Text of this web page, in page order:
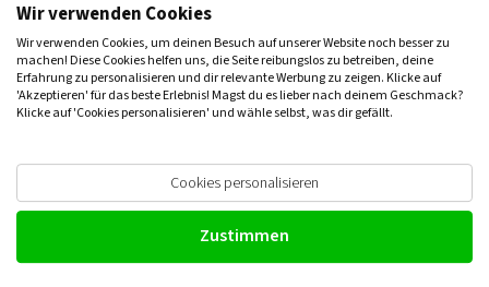
Gunnebo GrabiQ BKG Automatik-
Gabelkopfhaken
Wir verwenden Cookies
Wir verwenden Cookies, um deinen Besuch auf unserer Website noch besser zu
machen! Diese Cookies helfen uns, die Seite reibungslos zu betreiben, deine
Erfahrung zu personalisieren und dir relevante Werbung zu zeigen. Klicke auf
'Akzeptieren' für das beste Erlebnis! Magst du es lieber nach deinem Geschmack?
Klicke auf 'Cookies personalisieren' und wähle selbst, was dir gefällt.
Cookies personalisieren
Zustimmen